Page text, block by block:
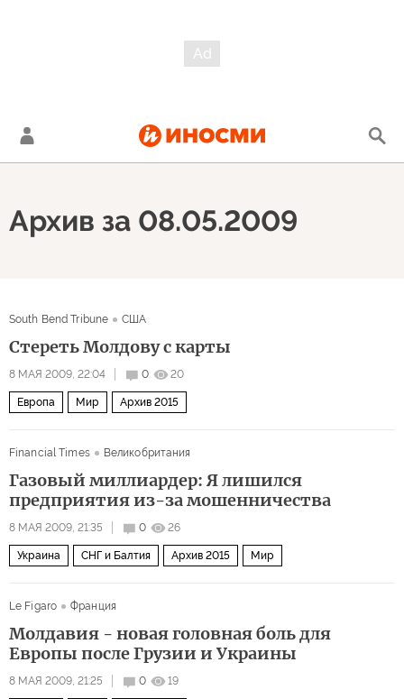
Архив за 08.05.2009
South Bend Tribune США
Стереть Молдову с карты
8 МАЯ 2009, 22:04 0 20
Европа Мир Архив 2015
Financial Times Великобритания
Газовый миллиардер: Я лишился
предприятия из-за мошенничества
8 МАЯ 2009, 21:35 0 26
Украина СНГ и Балтия Архив 2015 Мир
Le Figaro Франция
Молдавия - новая головная боль для
Европы после Грузии и Украины
8 МАЯ 2009, 21:25 0 19